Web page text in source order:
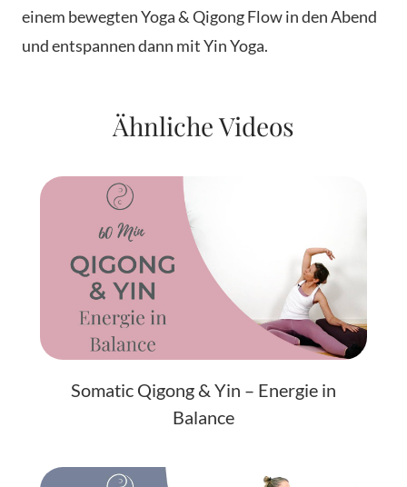
einem bewegten Yoga & Qigong Flow in den Abend
und entspannen dann mit Yin Yoga.
Ähnliche Videos
Somatic Qigong & Yin – Energie in
Balance